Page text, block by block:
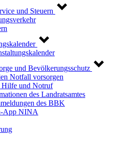
und Steuern
und Bevölkerungsschutz
Notfall vorsorgen
Hilfe und Notruf
des Landratsamtes
des BBK
App NINA